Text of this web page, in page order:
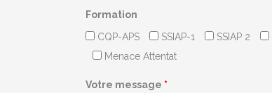
Formation
CQP-APS SSIAP-1 SSIAP 2
Menace Attentat
Votre message *